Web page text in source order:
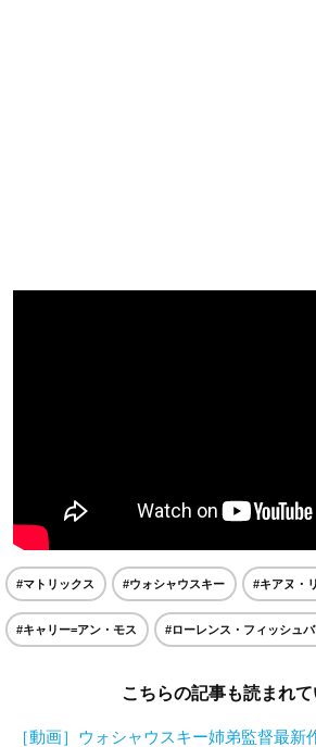
#マトリックス #ウォシャウスキー #キアヌ・
#キャリー=アン・モス #ローレンス・フィッシュ
こちらの記事も読まれ
［動画］ウォシャウスキー姉弟監督最